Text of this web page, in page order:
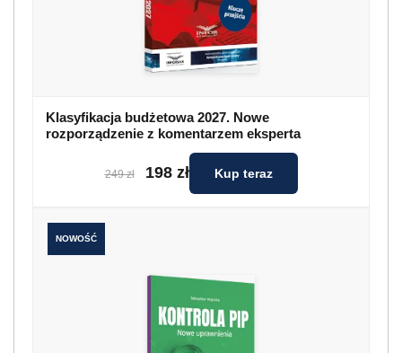
Klasyfikacja budżetowa 2027. Nowe
rozporządzenie z komentarzem eksperta
249 zł 198 zł Kup teraz
NOWOŚĆ